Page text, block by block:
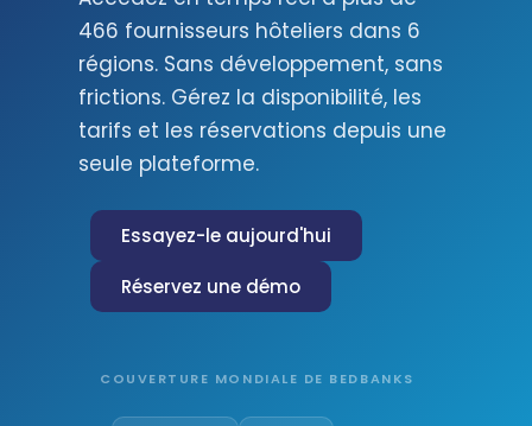
466 fournisseurs hôteliers dans 6
régions. Sans développement, sans
frictions. Gérez la disponibilité, les
tarifs et les réservations depuis une
seule plateforme.
Essayez-le aujourd'hui
Réservez une démo
COUVERTURE MONDIALE DE BEDBANKS